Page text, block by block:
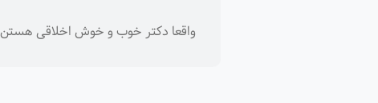
واقعا دکتر خوب و خوش اخلاقی هستن